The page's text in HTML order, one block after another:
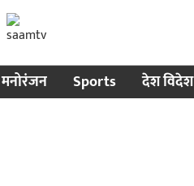
मनोरंजन Sports देश विदेश